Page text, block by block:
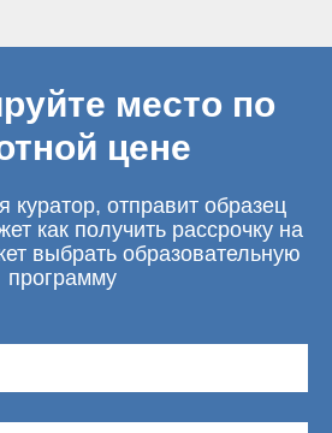
место по
цене
куратор, отправит образец
как получить рассрочку на
выбрать образовательную
программу